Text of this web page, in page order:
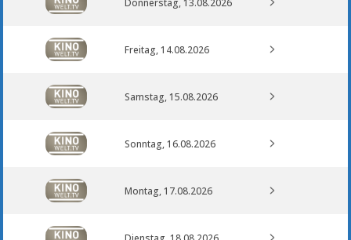
Freitag, 14.08.2026
Samstag, 15.08.2026
Sonntag, 16.08.2026
Montag, 17.08.2026